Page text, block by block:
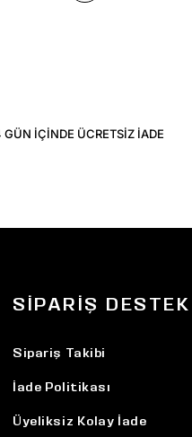
GÜN IÇINDE ÜCRETSIZ IADE
SIPARIŞ DESTEK
Sipariş Takibi
İade Politikası
Üyeliksiz Kolay İade